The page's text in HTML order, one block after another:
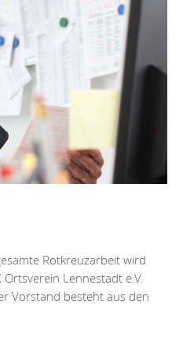
Rotkreuzarbeit wird
Lennestadt e.V.
Vorstand besteht aus den